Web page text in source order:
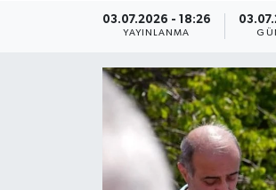
03.07.2026 - 18:26
YAYINLANMA
Dış Haberler